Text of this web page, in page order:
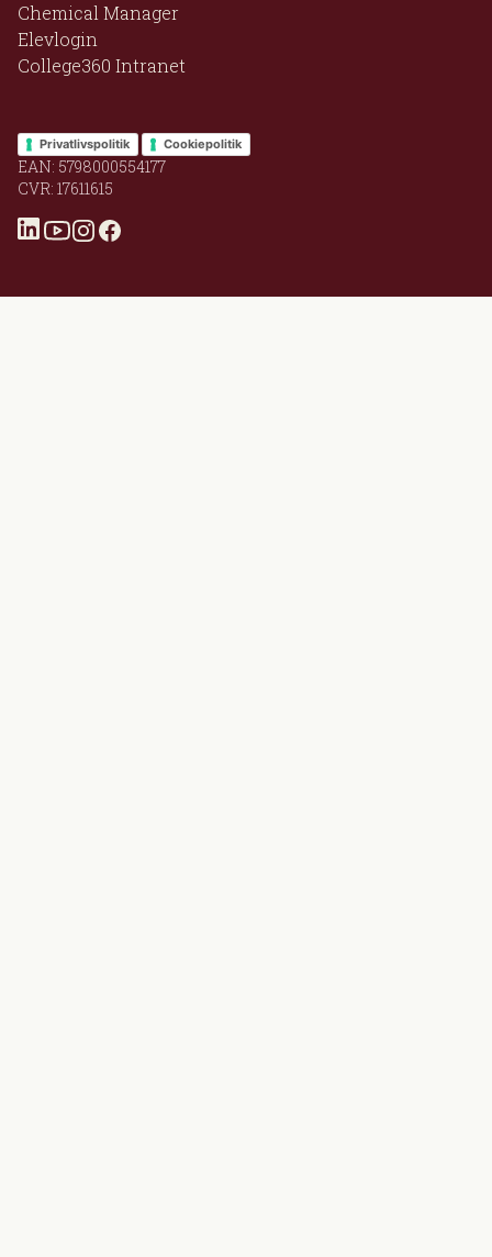
Chemical Manager
Elevlogin
College360 Intranet
Privatlivspolitik Cookiepolitik
EAN: 5798000554177
CVR: 17611615